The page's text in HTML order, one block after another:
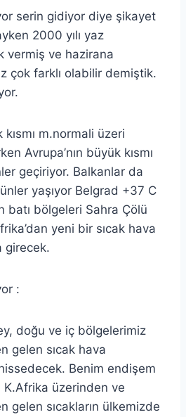
serin gidiyor diye şikayet
2000 yılı yaz
vermiş ve hazirana
çok farklı olabilir demiştik.
m.normali üzeri
Avrupa’nın büyük kısmı
geçiriyor. Balkanlar da
yaşıyor Belgrad +37 C
batı bölgeleri Sahra Çölü
yeni bir sıcak hava
girecek.
:
doğu ve iç bölgelerimiz
gelen sıcak hava
Benim endişem
K.Afrika üzerinden ve
gelen sıcakların ülkemizde